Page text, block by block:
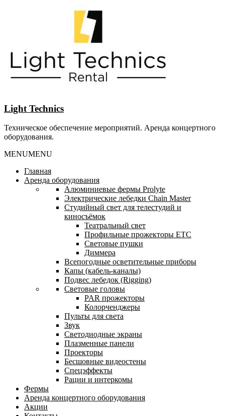
Light Technics
Техническое обеспечение мероприятий. Аренда концертного
оборудования.
MENUMENU
Главная
Аренда оборудования
Алюминиевые фермы Prolyte
Электрические лебедки Chain Master
Студийный свет для телестудий и
киносъёмок
Театральный свет
Профильные прожекторы ETC
Световые пушки
Диммера
Всепогодные осветительные приборы
Капы (кабель-каналы)
Подвес лебедок (Rigging)
Световые головы
PAR прожекторы
Колорченджеры
Пульты для света
Звук
Светодиодные экраны
Плазменные панели
Проекторы
Бесшовные видеостены
Спецэффекты
Рации и интеркомы
Фермы
Аренда концертного оборудования
Акции